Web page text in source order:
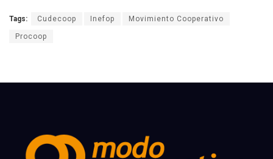
Tags: Cudecoop Inefop Movimiento Cooperativo
Procoop